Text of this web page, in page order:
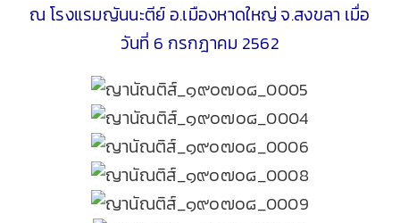
ณ โรงแรมญันนะตีย์ อ.เมืองหาดใหญ่ จ.สงขลา เมื่อ
วันที่ 6 กรกฎาคม 2562